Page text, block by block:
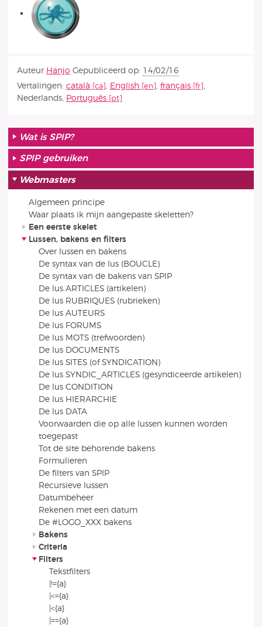
Auteur Hanjo Gepubliceerd op: 14/02/16
Vertalingen: català English français
Nederlands, Português
Wat is SPIP?
SPIP gebruiken
Webmasters
Algemeen principe
Waar plaats ik mijn aangepaste skeletten?
Een eerste skelet
Lussen, bakens en filters
Over lussen en bakens
De syntax van de lus (BOUCLE)
De syntax van de bakens van SPIP
De lus ARTICLES (artikelen)
De lus RUBRIQUES (rubrieken)
De lus AUTEURS
De lus FORUMS
De lus MOTS (trefwoorden)
De lus DOCUMENTS
De lus SITES (of SYNDICATION)
De lus SYNDIC_ARTICLES (gesyndiceerde artikelen)
De lus CONDITION
De lus HIERARCHIE
De lus DATA
Voorwaarden die op alle lussen kunnen worden
toegepast
Tot de site behorende bakens
Formulieren
De filters van SPIP
Recursieve lussen
Datumbeheer
Rekenen met een datum
De #LOGO_XXX bakens
Bakens
Criteria
Filters
Tekstfilters
|!={a}
|<={a}
|<{a}
|=={a}